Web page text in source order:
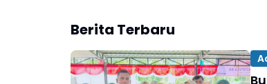
Berita Terbaru